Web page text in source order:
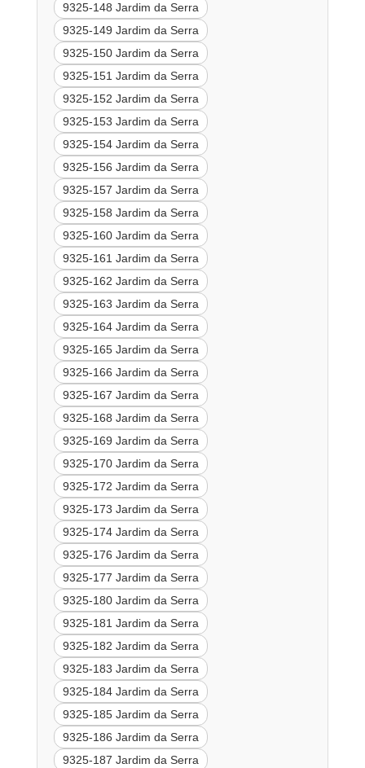
9325-148 Jardim da Serra
9325-149 Jardim da Serra
9325-150 Jardim da Serra
9325-151 Jardim da Serra
9325-152 Jardim da Serra
9325-153 Jardim da Serra
9325-154 Jardim da Serra
9325-156 Jardim da Serra
9325-157 Jardim da Serra
9325-158 Jardim da Serra
9325-160 Jardim da Serra
9325-161 Jardim da Serra
9325-162 Jardim da Serra
9325-163 Jardim da Serra
9325-164 Jardim da Serra
9325-165 Jardim da Serra
9325-166 Jardim da Serra
9325-167 Jardim da Serra
9325-168 Jardim da Serra
9325-169 Jardim da Serra
9325-170 Jardim da Serra
9325-172 Jardim da Serra
9325-173 Jardim da Serra
9325-174 Jardim da Serra
9325-176 Jardim da Serra
9325-177 Jardim da Serra
9325-180 Jardim da Serra
9325-181 Jardim da Serra
9325-182 Jardim da Serra
9325-183 Jardim da Serra
9325-184 Jardim da Serra
9325-185 Jardim da Serra
9325-186 Jardim da Serra
9325-187 Jardim da Serra